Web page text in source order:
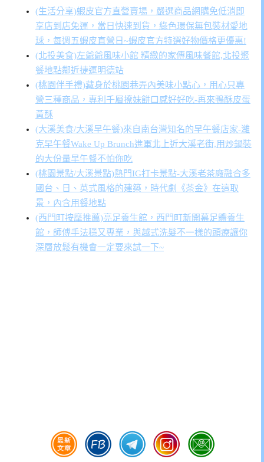
(生活分享)蝦皮官方直營賣場，嚴選商品網購免低消即
享店到店免運，當日快速到貨，綠色環保無包裝材愛地
球，每週五蝦皮直營日~蝦皮官方特選好物價格更優惠!
(北投美食)左爺爺風味小館 精緻的家傳風味餐館,北投聚
餐地點鄰近捷運明德站
(桃園伴手禮)藏身於桃園巷弄內美味小點心，用心只專
營三種商品，專利千層撩妹餅口感好好吃-再來鴨酥皮蛋
黃酥
(大溪美食/大溪早午餐)來自南台灣知名的早午餐店家-濰
克早午餐Wake Up Brunch進軍北上近大溪老街,用炒鍋裝
的大份量早午餐不怕你吃
(桃園景點/大溪景點)熱門IG打卡景點-大溪老茶廠融合多
國台、日、英式風格的建築，時代劇《茶金》在這取
景，內含用餐地點
(西門町按摩推薦)亮足養生館，西門町新開幕足體養生
館，師傅手法穩又專業，與越式洗髮不一樣的頭療讓你
深層放鬆有機會一定要來試一下~